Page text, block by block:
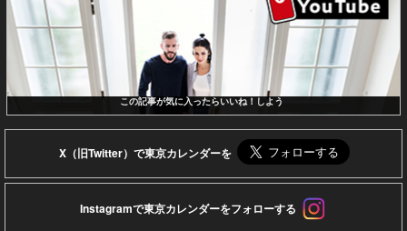
この記事が気に入ったらいいね！しよう
X（旧Twitter）で東京カレンダーを
Instagramで東京カレンダーをフォローする